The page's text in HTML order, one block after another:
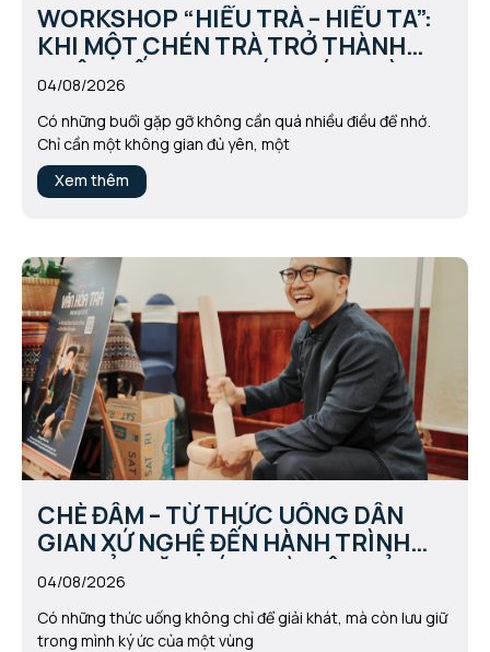
WORKSHOP “HIỂU TRÀ – HIỂU TA”:
KHI MỘT CHÉN TRÀ TRỞ THÀNH
CUỘC ĐỐI THOẠI VỚI CHÍNH MÌNH
04/08/2026
Có những buổi gặp gỡ không cần quá nhiều điều để nhớ.
Chỉ cần một không gian đủ yên, một
Xem thêm
CHÈ ĐÂM – TỪ THỨC UỐNG DÂN
GIAN XỨ NGHỆ ĐẾN HÀNH TRÌNH
LAN TỎA VĂN HÓA TRÀ VIỆT CỦA
CHAPA TEA
04/08/2026
Có những thức uống không chỉ để giải khát, mà còn lưu giữ
trong mình ký ức của một vùng